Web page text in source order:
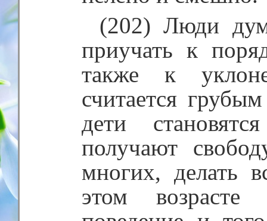
(202) Люди
приучать к
также к
считается
дети
получают
многих, делать
этом возрасте